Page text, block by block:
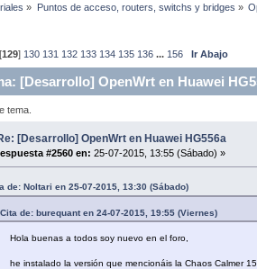
» Puntos de acceso, routers, switchs y bridges »
129] 130 131 132 133 134 135 136 ... 156 Ir Abajo
[Desarrollo] OpenWrt en Huawei
tema.
[Desarrollo] OpenWrt en Huawei HG556a
#2560 en: 25-07-2015, 13:55 (Sábado) »
de: Noltari en 25-07-2015, 13:30 (Sábado)
Cita de: burequant en 24-07-2015, 19:55 (Viernes)
Hola buenas a todos soy nuevo en el foro,
he instalado la versión que mencionáis la Chaos Calmer